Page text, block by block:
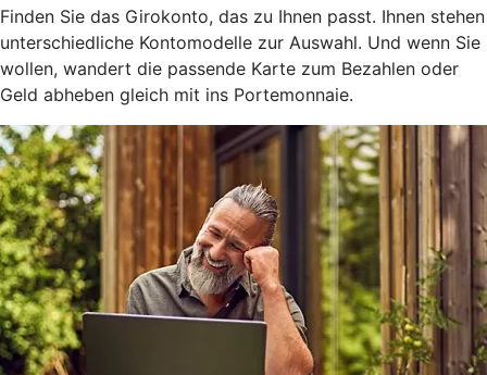
Finden Sie das Girokonto, das zu Ihnen passt. Ihnen stehen
unterschiedliche Kontomodelle zur Auswahl. Und wenn Sie
wollen, wandert die passende Karte zum Bezahlen oder
Geld abheben gleich mit ins Portemonnaie.